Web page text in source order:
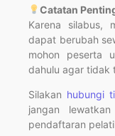
Catatan
Karena silabus,
dapat berubah
mohon peserta
dahulu agar tidak
Silakan hubungi
jangan
pendaftaran